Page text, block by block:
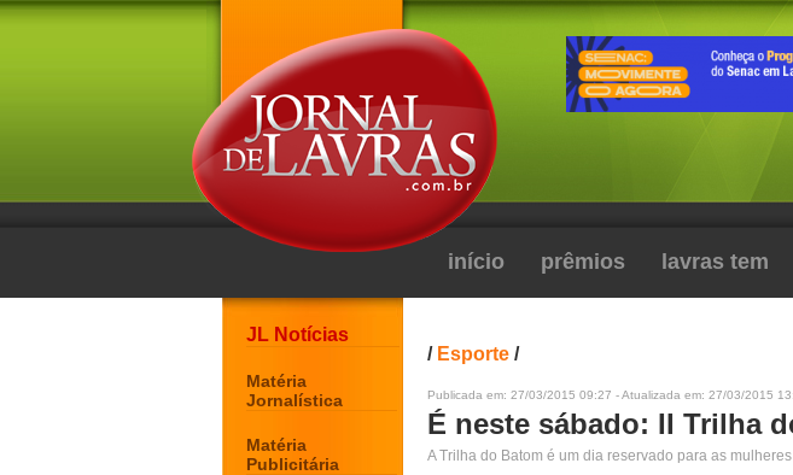
início prêmios lavras tem
JL Notícias
Matéria
Jornalística
Matéria
Publicitária
/ Esporte /
Publicada em: 27/03/2015 09:27 - Atualizada em: 27/03/2015
É neste sábado: II Trilha
A Trilha do Batom é um dia reservado para as